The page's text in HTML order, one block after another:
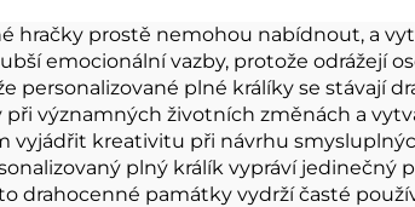
hračky prostě nemohou nabídnout, a
emocionální vazby, protože odrážejí
personalizované plné králíky se stávají
významných životních změnách a
vyjádřit kreativitu při návrhu
plný králík vypráví jedinečný
drahocenné památky vydrží časté